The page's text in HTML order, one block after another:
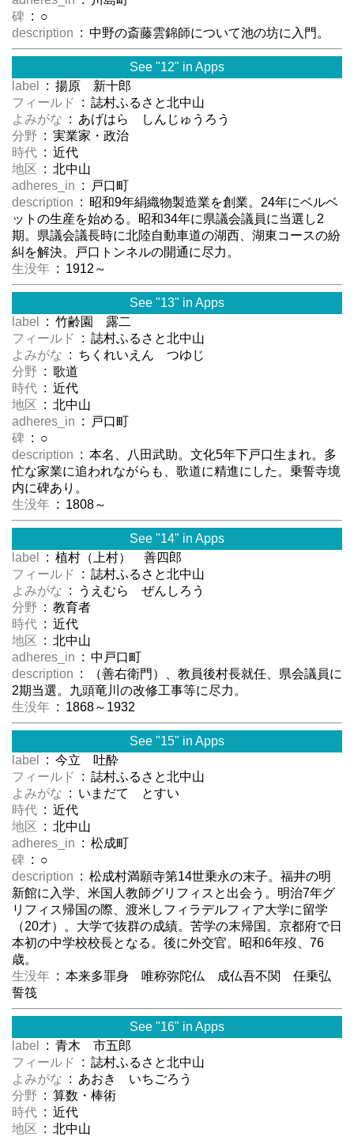
碑 : ○
description : 中野の斎藤雲錦師について池の坊に入門。
See "12" in Apps
label
: 揚原 新十郎
フィールド
: 誌村ふるさと北中山
よみがな : あげはら しんじゅうろう
分野 : 実業家・政治
時代 : 近代
地区 : 北中山
adheres_in : 戸口町
description : 昭和9年絹織物製造業を創業。24年にベルベ
ットの生産を始める。昭和34年に県議会議員に当選し2
期。県議会議長時に北陸自動車道の湖西、湖東コースの紛
糾を解決。戸口トンネルの開通に尽力。
生没年 : 1912～
See "13" in Apps
label
: 竹齢園 露二
フィールド
: 誌村ふるさと北中山
よみがな : ちくれいえん つゆじ
分野 : 歌道
時代 : 近代
地区 : 北中山
adheres_in : 戸口町
碑 : ○
description : 本名、八田武助。文化5年下戸口生まれ。多
忙な家業に追われながらも、歌道に精進にした。乗誓寺境
内に碑あり。
生没年 : 1808～
See "14" in Apps
label
: 植村（上村） 善四郎
フィールド
: 誌村ふるさと北中山
よみがな : うえむら ぜんしろう
分野 : 教育者
時代 : 近代
地区 : 北中山
adheres_in : 中戸口町
description : （善右衛門）、教員後村長就任、県会議員に
2期当選。九頭竜川の改修工事等に尽力。
生没年 : 1868～1932
See "15" in Apps
label
: 今立 吐酔
フィールド
: 誌村ふるさと北中山
よみがな : いまだて とすい
時代 : 近代
地区 : 北中山
adheres_in : 松成町
碑 : ○
description : 松成村満願寺第14世乗永の末子。福井の明
新館に入学、米国人教師グリフィスと出会う。明治7年グ
リフィス帰国の際、渡米しフィラデルフィア大学に留学
（20才）。大学で抜群の成績。苦学の末帰国。京都府で日
本初の中学校校長となる。後に外交官。昭和6年歿、76
歳。
生没年 : 本来多罪身 唯称弥陀仏 成仏吾不関 任乗弘
誓筏
See "16" in Apps
label
: 青木 市五郎
フィールド
: 誌村ふるさと北中山
よみがな : あおき いちごろう
分野 : 算数・棒術
時代 : 近代
地区 : 北中山